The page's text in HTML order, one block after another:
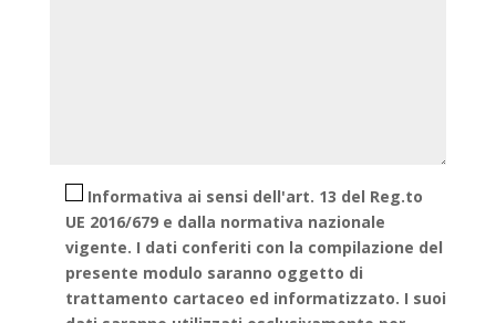
Informativa ai sensi dell'art. 13 del Reg.to
UE 2016/679 e dalla normativa nazionale
vigente. I dati conferiti con la compilazione del
presente modulo saranno oggetto di
trattamento cartaceo ed informatizzato. I suoi